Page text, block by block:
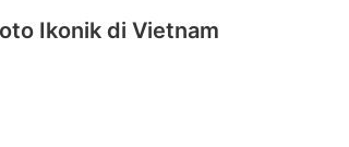
Ikonik di Vietnam